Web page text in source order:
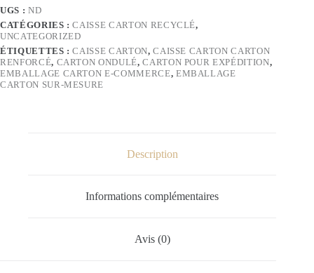
UGS : ND
CATÉGORIES :CAISSE CARTON RECYCLÉ,
UNCATEGORIZED
ÉTIQUETTES :CAISSE CARTON,CAISSE CARTON CARTON
RENFORCÉ, CARTON ONDULÉ,CARTON POUR EXPÉDITION,
EMBALLAGE CARTON E-COMMERCE, EMBALLAGE
CARTON SUR-MESURE
Description
Informations complémentaires
Avis (0)